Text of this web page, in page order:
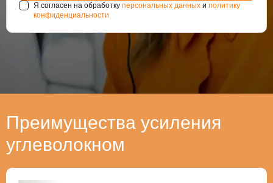
Я согласен на обработку персональных данных и политику
конфиденциальности
Преимущества усиления
углеволокном